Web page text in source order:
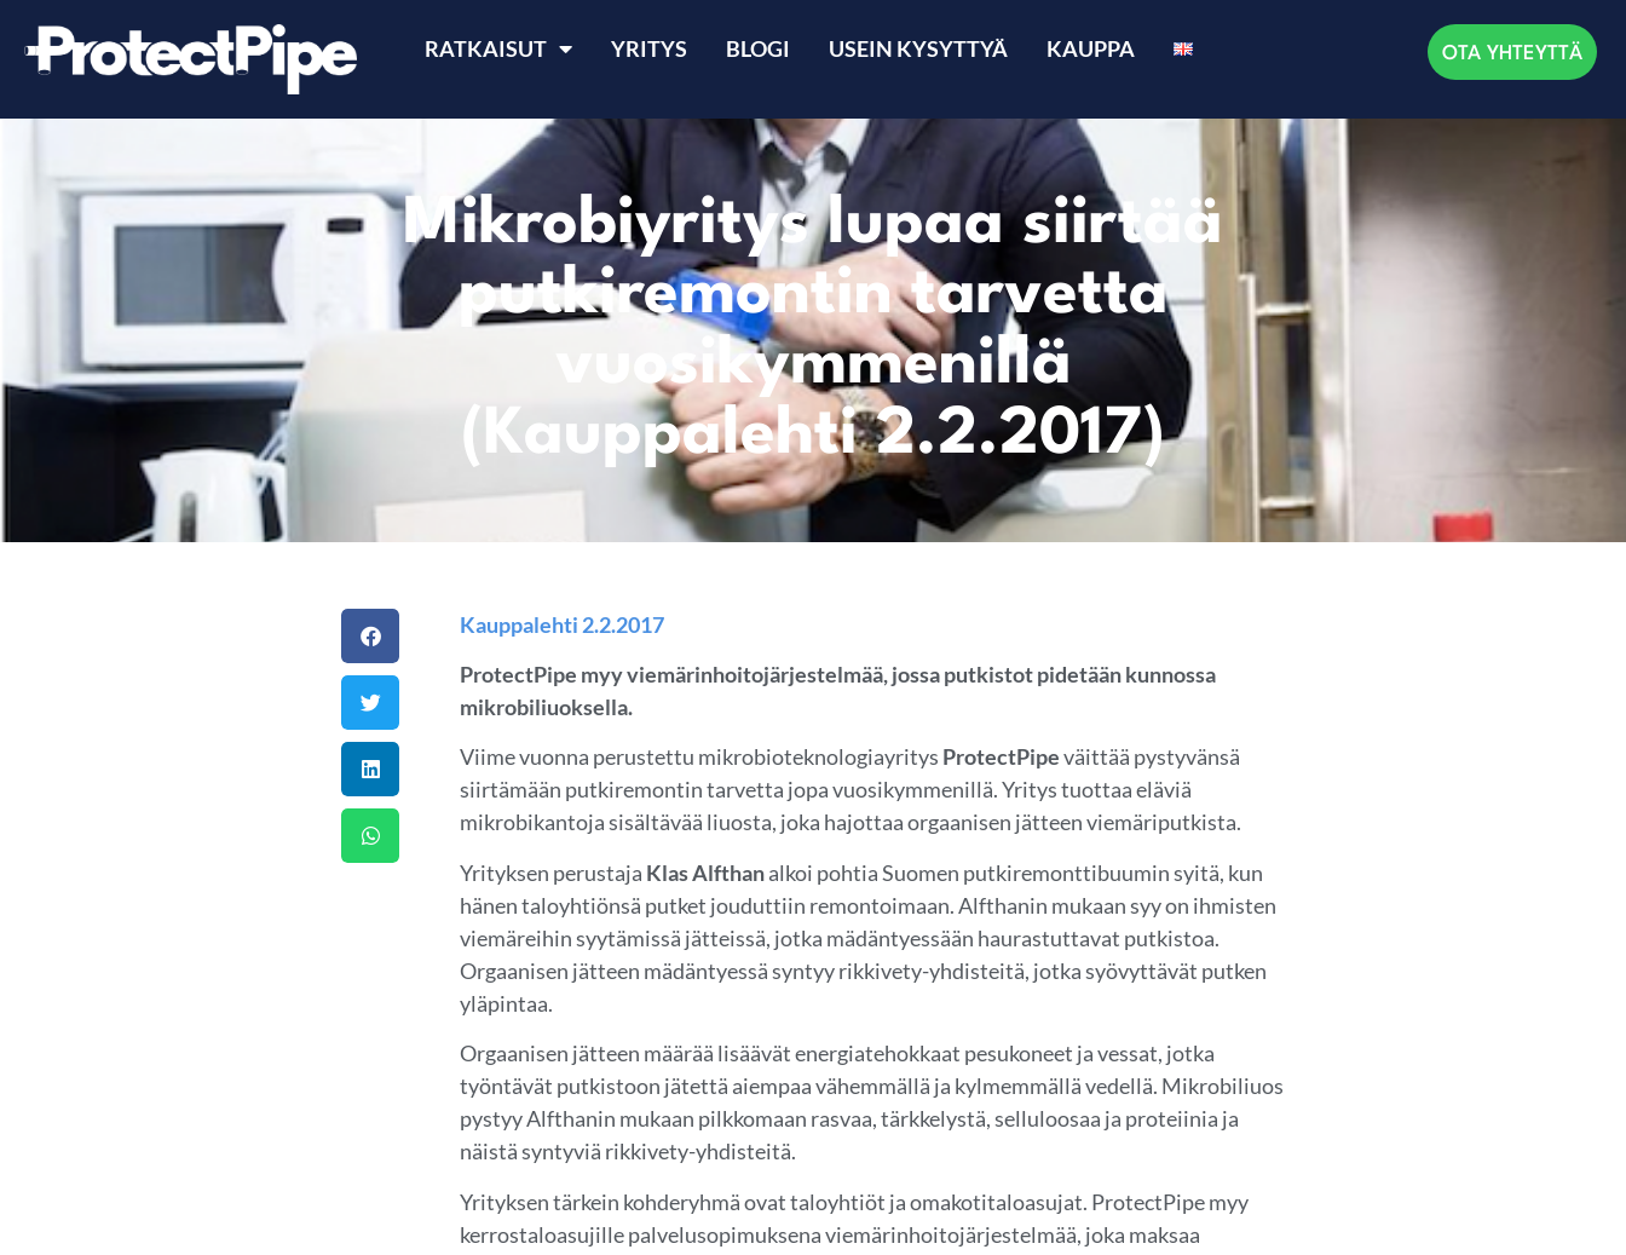
RATKAISUT YRITYS BLOGI USEIN KYSYTTYÄ KAUPPA OTA YHTEYTTÄ
Mikrobiyritys lupaa siirtää
putkiremontin tarvetta
vuosikymmenillä
(Kauppalehti 2.2.2017)
Kauppalehti 2.2.2017
ProtectPipe myy viemärinhoito­järjestelmää, jossa putkistot pidetään kunnossa
mikrobiliuoksella.
Viime vuonna perustettu mikrobioteknologiayritys ProtectPipeväittää pystyvänsä
siirtämään putkiremontin tarvetta jopa vuosikymmenillä. Yritys tuottaa eläviä
mikrobikantoja sisältävää liuosta, joka hajottaa orgaanisen jätteen viemäriputkista.
Yrityksen perustaja Klas Alfthanalkoi pohtia Suomen putkiremonttibuumin syitä, kun
hänen taloyhtiönsä putket jouduttiin remontoimaan. Alfthanin mukaan syy on ihmisten
viemäreihin syytämissä jätteissä, jotka mädäntyessään haurastuttavat putkistoa.
Orgaanisen jätteen mädäntyessä syntyy rikkivety-yhdisteitä, jotka syövyttävät putken
yläpintaa.
Orgaanisen jätteen määrää lisäävät energiatehokkaat pesukoneet ja vessat, jotka
työntävät putkistoon jätettä aiempaa vähemmällä ja kylmemmällä vedellä. Mikrobiliuos
pystyy Alfthanin mukaan pilkkomaan rasvaa, tärkkelystä, selluloosaa ja proteiinia ja
näistä syntyviä rikkivety-yhdisteitä.
Yrityksen tärkein kohderyhmä ovat taloyhtiöt ja omakotitaloasujat. ProtectPipe myy
kerrostaloasujille palvelusopimuksena viemärinhoitojärjestelmää, joka maksaa